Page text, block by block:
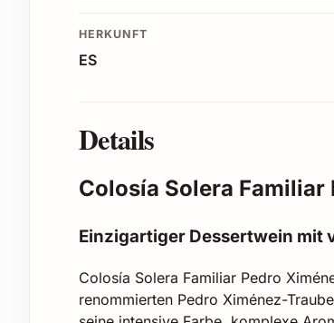
HERKUNFT
ES
Details
Colosía Solera Familiar
Einzigartiger Dessertwein mit
Colosía Solera Familiar Pedro
renommierten Pedro Ximénez-